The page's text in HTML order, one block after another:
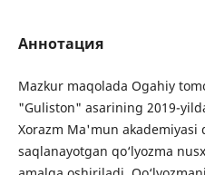
Аннотация
Mazkur maqolada Ogahiy
"Guliston" asarining 2019-
Xorazm Ma'mun akademiyasi
saqlanayotgan qo‘lyozma